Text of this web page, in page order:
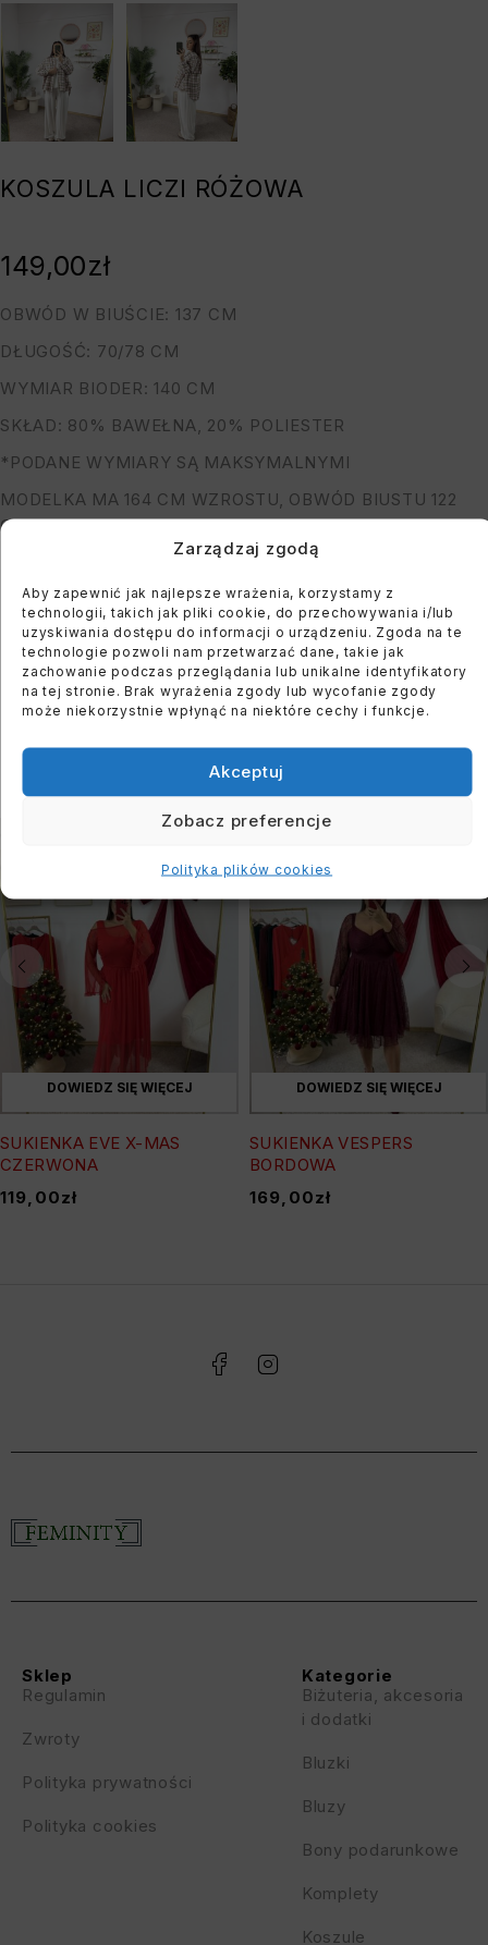
Zarządzaj zgodą
Aby zapewnić jak najlepsze wrażenia, korzystamy z
technologii, takich jak pliki cookie, do przechowywania i/lub
uzyskiwania dostępu do informacji o urządzeniu. Zgoda na te
technologie pozwoli nam przetwarzać dane, takie jak
zachowanie podczas przeglądania lub unikalne identyfikatory
na tej stronie. Brak wyrażenia zgody lub wycofanie zgody
może niekorzystnie wpłynąć na niektóre cechy i funkcje.
Akceptuj
Zobacz preferencje
Polityka plików cookies
KOSZULA LICZI RÓŻOWA
OBWÓD W BIUŚCIE: 137 CM
DŁUGOŚĆ: 70/78 CM
WYMIAR BIODER: 140 CM
SKŁAD: 80% BAWEŁNA, 20% POLIESTER
*PODANE WYMIARY SĄ MAKSYMALNYMI
MODELKA MA 164 CM WZROSTU, OBWÓD BIUSTU 122
CM I BIODER: 118 CM
149,00zł
You must register to use the waitlist feature. Please
login or create an account
DOWIEDZ SIĘ WIĘCEJ
SUKIENKA EVE X-MAS
CZERWONA
119,00zł
WYPRZEDANE
DOWIEDZ SIĘ WIĘCEJ
SUKIENKA VESPERS
BORDOWA
169,00zł
Kategorie
Biżuteria, akcesoria
i dodatki
Bluzki
Bluzy
Bony podarunkowe
Komplety
Koszule
Sklep
Regulamin
Zwroty
Polityka prywatności
Polityka cookies